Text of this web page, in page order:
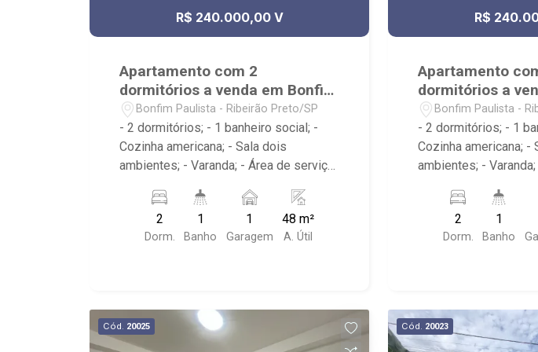
R$ 240.000,00 V
Apartamento com 2
dormitórios a venda em Bonfim
Paulista
Bonfim Paulista - Ribeirão Preto/SP
- 2 dormitórios; - 1 banheiro social; -
Cozinha americana; - Sala dois
ambientes; - Varanda; - Área de serviço;
Campo de Futebol e Salão de Festas; -
Próximo à DaniBe FullStore, Bola na
Grama Bonfim, Baterias Batex,
2
Dorm.
1
Banho
1
Garagem
48 m²
A. Útil
R$
Apartamento
dormitórios a
Paulista
Bonfim Paulista -
- 2 dormitórios; - 1
Cozinha americana; - Sala dois
ambientes; - Varanda; - Área de serviço;
Campo de Futebol e
Próximo à DaniBe
Grama Bonfim,
2
Dorm.
1
Banho
Cód. 20025 Cód. 20023